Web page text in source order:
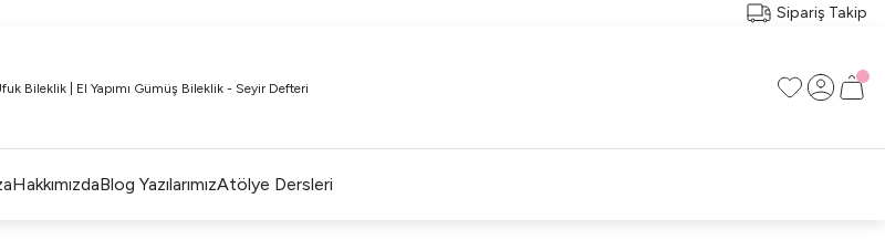
BOYU SAKLAYACAĞINIZ ANLAMLI BİR PARÇA
Sipariş Takip
HakkımızdaBlog YazılarımızAtölye Dersleri